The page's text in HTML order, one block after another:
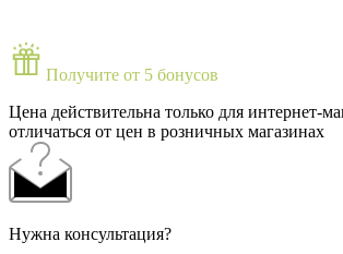
Получите от 5 бонусов
Цена действительна только для интернет-
отличаться от цен в розничных магазинах
Нужна консультация?